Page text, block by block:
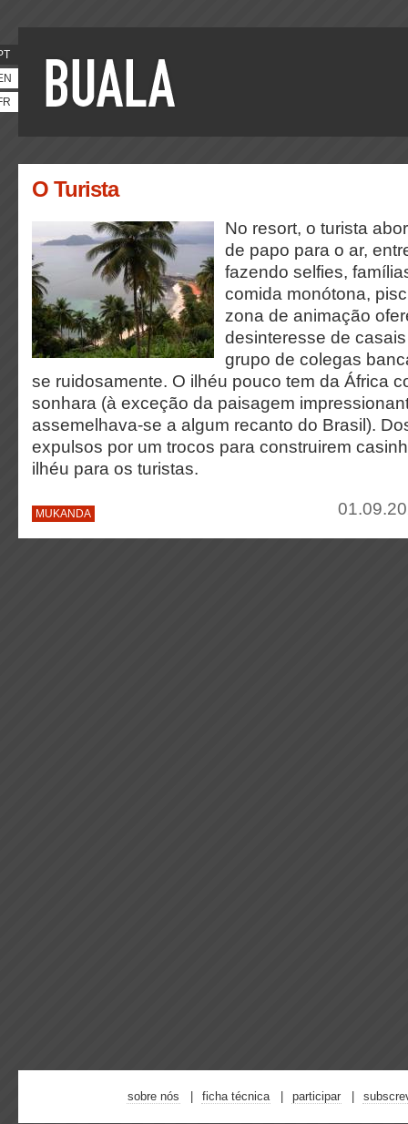
O Turista
No resort, o turista
de papo para o ar,
fazendo selfies,
comida monótona,
zona de animação
desinteresse de
grupo de colegas
se ruidosamente. O ilhéu pouco tem da África
sonhara (à exceção da paisagem
assemelhava-se a algum recanto do Brasil).
expulsos por um trocos para construirem
ilhéu para os turistas.
MUKANDA
sobre nós ficha técnica participar